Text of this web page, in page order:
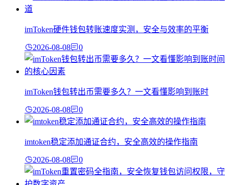
imToken硬件钱包转账速度实测，安全与效率的平衡
2026-08-08 0
imToken钱包转出币需要多久？一文看懂影响到账时
2026-08-08 0
imtoken稳定添加通证合约，安全高效的操作指南
2026-08-08 0